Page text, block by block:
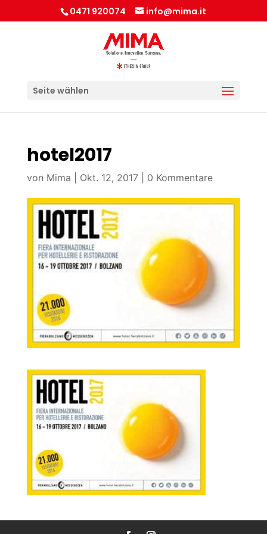
0471 920074 info@mima.it
Seite wählen
hotel2017
von Mima Okt. 12, 2017| 0 Kommentare